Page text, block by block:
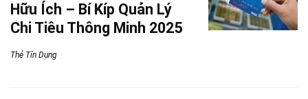
Hữu Ích – Bí Kíp Quản Lý
Chi Tiêu Thông Minh 2025
Thẻ Tín Dụng